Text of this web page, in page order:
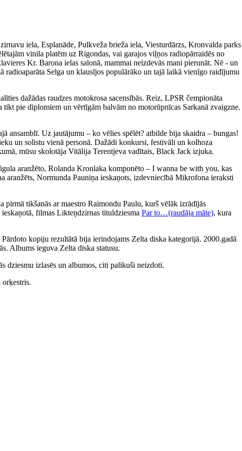
iela, Esplanāde, Pulkveža brieža iela, Viesturdārzs, Kronvalda parks
vinila platēm uz Rigondas, vai garajos viļņos radiopārraidēs no
Kr. Barona ielas salonā, mammai neizdevās mani pierunāt. Nē - un
Selga un klausījos populārāko un tajā laikā vienīgo raidījumu
dažādas raudzes motokrosa sacensībās. Reiz, LPSR čempionāta
pie diplomiem un vērtīgām balvām no motorūpnīcas Sarkanā zvaigzne.
ansamblī. Uz jautājumu – ko vēlies spēlēt? atbilde bija skaidra – bungas!
un solistu vienā personā. Dažādi konkursi, festivāli un kolhoza
mūsu skolotāja Vitālija Terentjeva vadītais, Black Jack izjuka.
aranžēto, Rolanda Kronlaka komponēto – I wanna be with you, kas
Normunda Pauniņa ieskaņots, izdevniecībā Mikrofona ieraksti
tikšanās ar maestro Raimondu Paulu, kurš vēlāk izrādījās
filmas Likteņdzirnas tituldziesma Par to…(raudāja māte), kura
kopiju rezultātā bija ierindojams Zelta diska kategorijā. 2000.gadā
Albums ieguva Zelta diska statusu.
dziesmu izlasēs un albumos, citi palikuši neizdoti.